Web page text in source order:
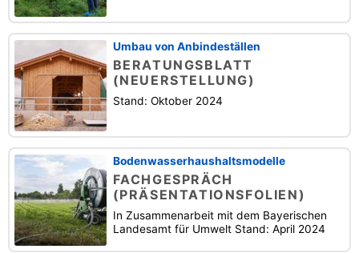
Umbau von Anbindeställen
BERATUNGSBLATT
(NEUERSTELLUNG)
Stand: Oktober 2024
Bodenwasserhaushaltsmodelle
FACHGESPRÄCH
(PRÄSENTATIONSFOLIEN)
In Zusammenarbeit mit dem Bayerischen
Landesamt für Umwelt Stand: April 2024